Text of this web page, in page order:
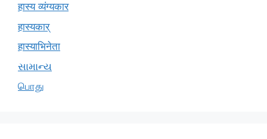
हास्य व्यंग्यकार
हास्यकार्
हास्याभिनेता
સામાન્ય
பொது